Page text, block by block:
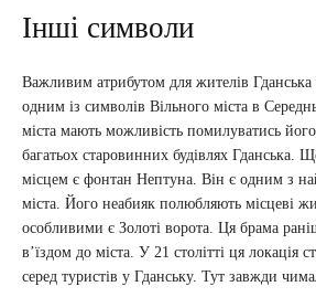
Інші символи
Важливим атрибутом для жителів Гданська
одним із символів Вільного міста в
міста мають можливість помилуватись
багатьох старовинних будівлях Гданська.
місцем є фонтан Нептуна. Він є одним з
міста. Його неабияк полюбляють місцеві
особливими є Золоті ворота. Ця брама
в’їздом до міста. У 21 столітті ця локація
серед туристів у Гданську. Тут завжди